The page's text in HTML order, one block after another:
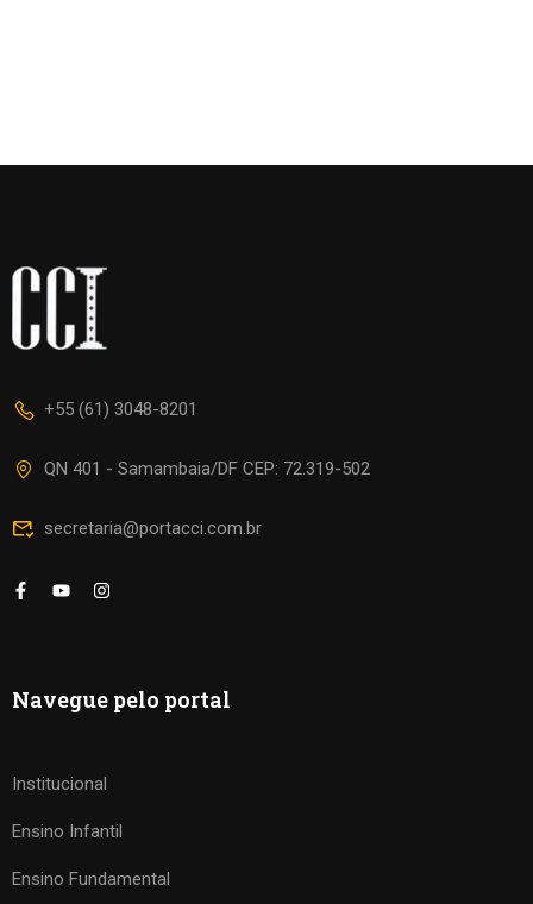
+55 (61) 3048-8201
QN 401 - Samambaia/DF CEP: 72.319-502
secretaria@portacci.com.br
Navegue pelo portal
Institucional
Ensino Infantil
Ensino Fundamental